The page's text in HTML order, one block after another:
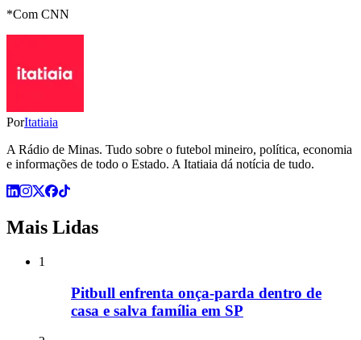
*Com CNN
PorItatiaia
A Rádio de Minas. Tudo sobre o futebol mineiro, política, economia
e informações de todo o Estado. A Itatiaia dá notícia de tudo.
Mais Lidas
1
Pitbull enfrenta onça-parda dentro de
casa e salva família em SP